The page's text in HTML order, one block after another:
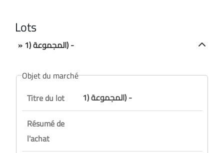
Lots
» المجموعة (1) -
Objet du marché
Titre du lot
المجموعة (1) -
Résumé de
l'achat